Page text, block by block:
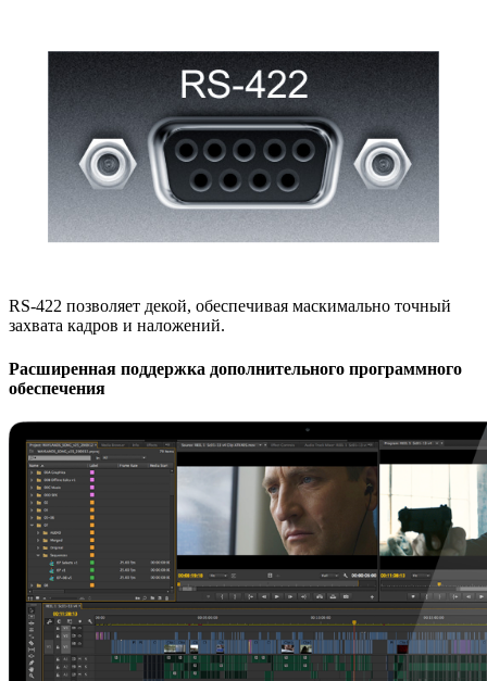
RS-422 позволяет декой, обеспечивая маскимально точный
захвата кадров и наложений.
Расширенная поддержка дополнительного программного
обеспечения